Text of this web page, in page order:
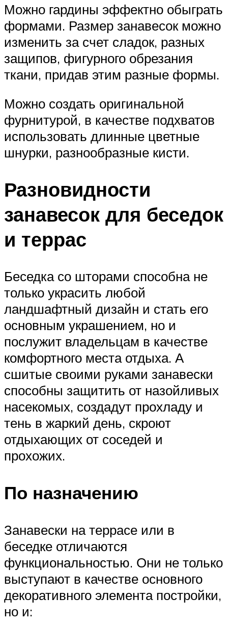
Можно гардины эффектно обыграть
формами. Размер занавесок можно
изменить за счет сладок, разных
защипов, фигурного обрезания
ткани, придав этим разные формы.
Можно создать оригинальной
фурнитурой, в качестве подхватов
использовать длинные цветные
шнурки, разнообразные кисти.
Разновидности
занавесок для беседок
и террас
Беседка со шторами способна не
только украсить любой
ландшафтный дизайн и стать его
основным украшением, но и
послужит владельцам в качестве
комфортного места отдыха. А
сшитые своими руками занавески
способны защитить от назойливых
насекомых, создадут прохладу и
тень в жаркий день, скроют
отдыхающих от соседей и
прохожих.
По назначению
Занавески на террасе или в
беседке отличаются
функциональностью. Они не только
выступают в качестве основного
декоративного элемента постройки,
но и: